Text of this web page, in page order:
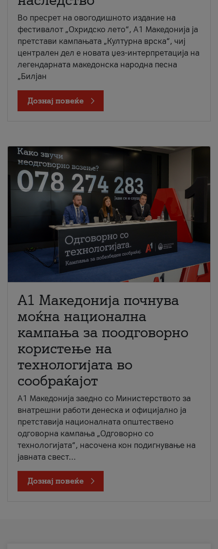
Во пресрет на овогодишното издание на
фестивалот „Охридско лето“, А1 Македонија ја
претстави кампањата „Културна врска“, чиј
централен дел е новата џез-интерпретација на
легендарната македонска народна песна
„Билјан
Дознај повеќе
A1 Македонија почнува
моќна национална
кампања за поодговорно
користење на
технологијата во
сообраќајот
A1 Македонија заедно со Министерството за
внатрешни работи денеска и официјално ја
претставија националната општествено
одговорна кампања „Одговорно со
технологијата“, насочена кон подигнување на
јавната свест...
Дознај повеќе